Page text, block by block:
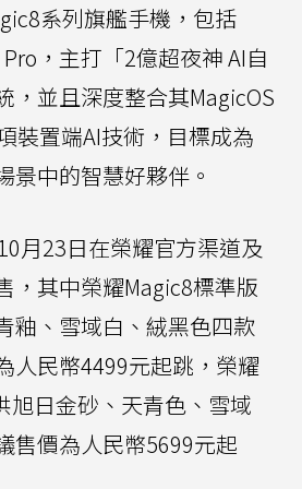
系列旗艦手機，包括
，主打「2億超夜神 AI自
，並且深度整合其MagicOS
裝置端AI技術，目標成為
景中的智慧好夥伴。
月23日在榮耀官方渠道及
，其中榮耀Magic8標準版
釉、雪域白、絨黑色四款
人民幣4499元起跳，榮耀
旭日金砂、天青色、雪域
售價為人民幣5699元起